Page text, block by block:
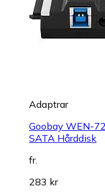
Adaptrar
Goobay WEN-
SATA Hårddisk
fr.
283 kr